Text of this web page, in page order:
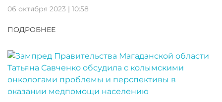
06 октября 2023 | 10:58
ПОДРОБНЕЕ